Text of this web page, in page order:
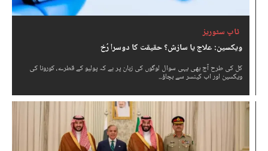
ٹاپ سٹوریز
ویکسین: علاج یا سازش؟ حقیقت کا دوسرا رُخ
کل کی طرح آج بھی یہی سوال لوگوں کی زبان پر ہے کہ پولیو کے قطرے، کورونا کی
ویکسین اور اب کینسر سے بچاؤ...